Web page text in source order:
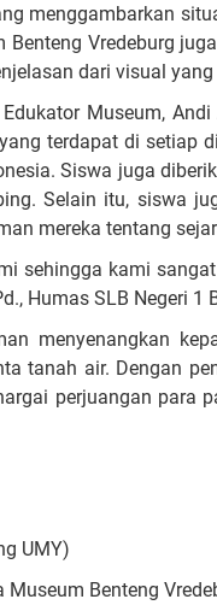
menggambarkan
Benteng Vredeburg
dari visual
Museum,
terdapat di setiap
Siswa juga
Selain itu, siswa
mereka tentang
sehingga kami
Humas SLB Negeri 1
menyenangkan
tanah air. Dengan
perjuangan para
UMY)
Benteng